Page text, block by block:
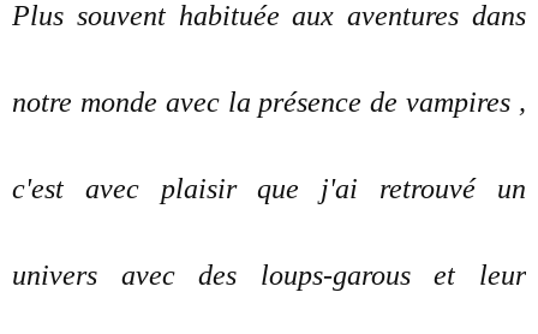
Plus souvent habituée aux aventures dans
notre monde avec la présence de vampires ,
c'est avec plaisir que j'ai retrouvé un
univers avec des loups-garous et leur